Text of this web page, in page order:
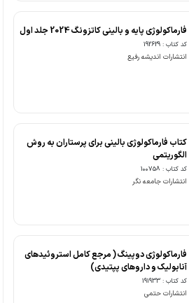
فارماکولوژی پایه و بالینی کاتزونگ 2024 جلد اول
کد کتاب : 192629
انتشارات اندیشه رفیع
کتاب فارماکولوژی بالینی برای پرستاران به روش
الگوریتمی
کد کتاب : 100758
انتشارات جامعه نگر
فارماکولوژی دوپینگ ( مرجع کامل استروئیدهای
آنابولیک و داروهای پپتیدی)
کد کتاب : 191933
انتشارات حتمی